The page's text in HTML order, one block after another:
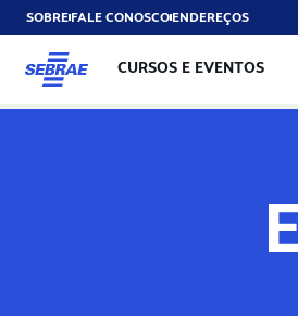
SOBREFALE CONOSCOENDEREÇOS
CURSOS E EVENTOS